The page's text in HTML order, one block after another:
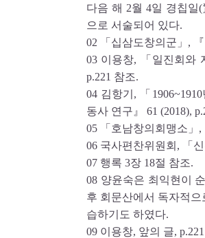
다음 해 2월 4일 경칩일
으로 서술되어 있다.
02 「십삼도창의군」,
03 이용창, 「일진회와
p.221 참조.
04 김항기, 「
동사 연구』 61 (2018),
05 「호남창의회맹소」
06 국사편찬위원회, 「
07 행록 3장 18절 참조.
08 양윤숙은 최익현이
후 회문산에서 독자적
습하기도 하였다.
09 이용창, 앞의 글,